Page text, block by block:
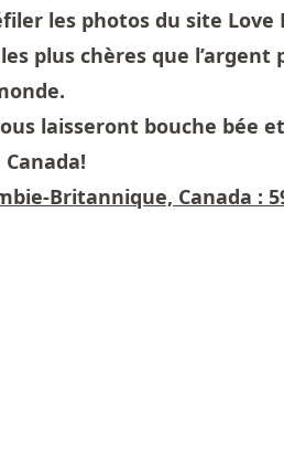
les photos du site Love
plus chères que l’argent
laisseront bouche bée
Britannique, Canada :